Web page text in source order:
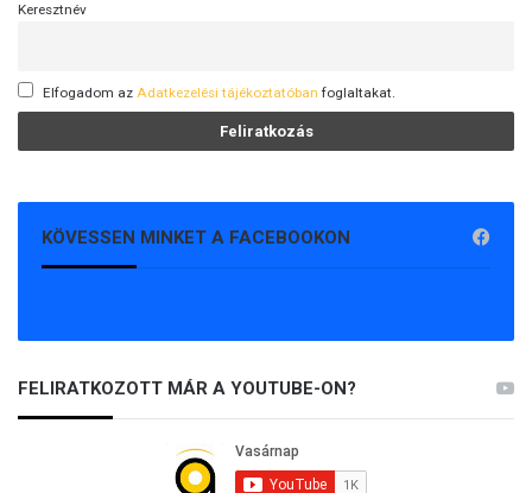
Keresztnév
Elfogadom az Adatkezelési tájékoztatóban foglaltakat.
KÖVESSEN MINKET A FACEBOOKON
FELIRATKOZOTT MÁR A YOUTUBE-ON?